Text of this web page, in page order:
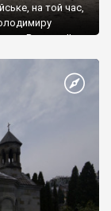
на той час,
Василю ІІ, та
християнином.
Таврійського